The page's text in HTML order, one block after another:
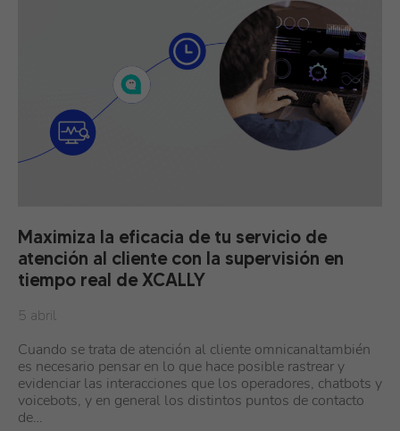
Maximiza la eficacia de tu servicio de
atención al cliente con la supervisión en
tiempo real de XCALLY
5 abril
Cuando se trata de atención al cliente omnicanaltambién
es necesario pensar en lo que hace posible rastrear y
evidenciar las interacciones que los operadores, chatbots y
voicebots, y en general los distintos puntos de contacto
de…